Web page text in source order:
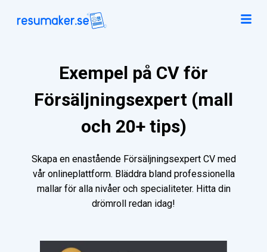
Exempel på CV för
Försäljningsexpert (mall
och 20+ tips)
Skapa en enastående Försäljningsexpert CV med
vår onlineplattform. Bläddra bland professionella
mallar för alla nivåer och specialiteter. Hitta din
drömroll redan idag!